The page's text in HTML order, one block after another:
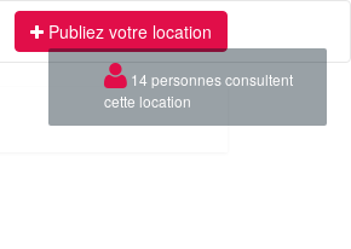
Publiez votre location